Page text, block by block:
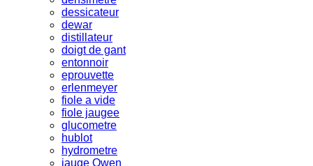
dessicateur
dewar
distillateur
doigt de gant
entonnoir
eprouvette
erlenmeyer
fiole a vide
fiole jaugee
glucometre
hublot
hydrometre
jauge Owen